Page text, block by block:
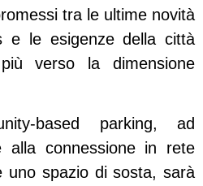
tra le ultime novità
e le esigenze della città
verso la dimensione
based parking, ad
alla connessione in rete
uno spazio di sosta, sarà